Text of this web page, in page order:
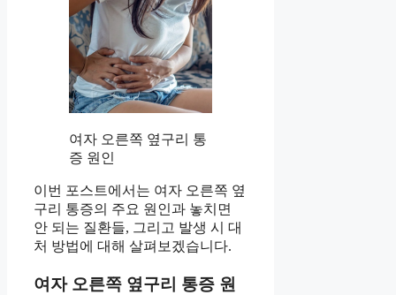
여자 오른쪽 옆구리 통
증 원인
이번 포스트에서는 여자 오른쪽 옆
구리 통증의 주요 원인과 놓치면
안 되는 질환들, 그리고 발생 시 대
처 방법에 대해 살펴보겠습니다.
여자 오른쪽 옆구리 통증 원